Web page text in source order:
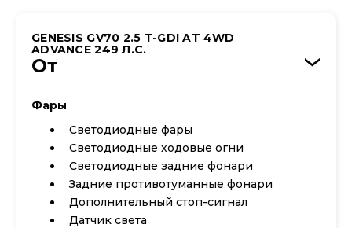
GENESIS GV70 2.5 T-GDI AT 4WD
ADVANCE 249 Л.С.
От ›
Фары
Светодиодные фары
Светодиодные ходовые огни
Cветодиодные задние фонари
Задние противотуманные фонари
Дополнительный стоп-сигнал
Датчик света